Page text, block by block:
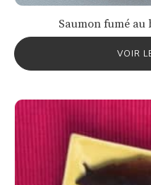
Saumon fumé
VOIR